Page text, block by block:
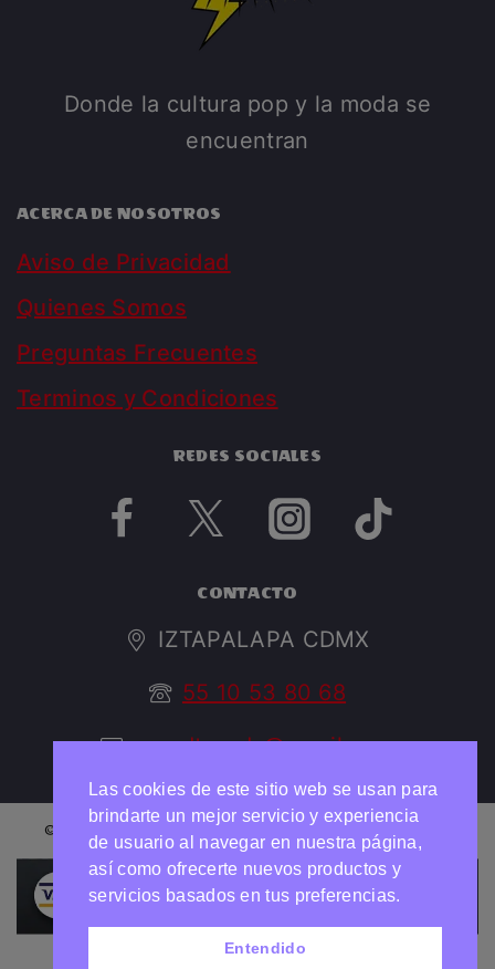
Donde la cultura pop y la moda se
encuentran
ACERCA DE NOSOTROS
Aviso de Privacidad
Quienes Somos
Preguntas Frecuentes
Terminos y Condiciones
REDES SOCIALES
CONTACTO
IZTAPALAPA CDMX
55 10 53 80 68
argedtrendy@gmail.com
© 2026 ARGED TRENDY Todos los derechos reservados
Necesitas ayuda?
Chatea con nosotros
Las cookies de este sitio web se usan para
brindarte un mejor servicio y experiencia
de usuario al navegar en nuestra página,
así como ofrecerte nuevos productos y
servicios basados en tus preferencias.
Entendido